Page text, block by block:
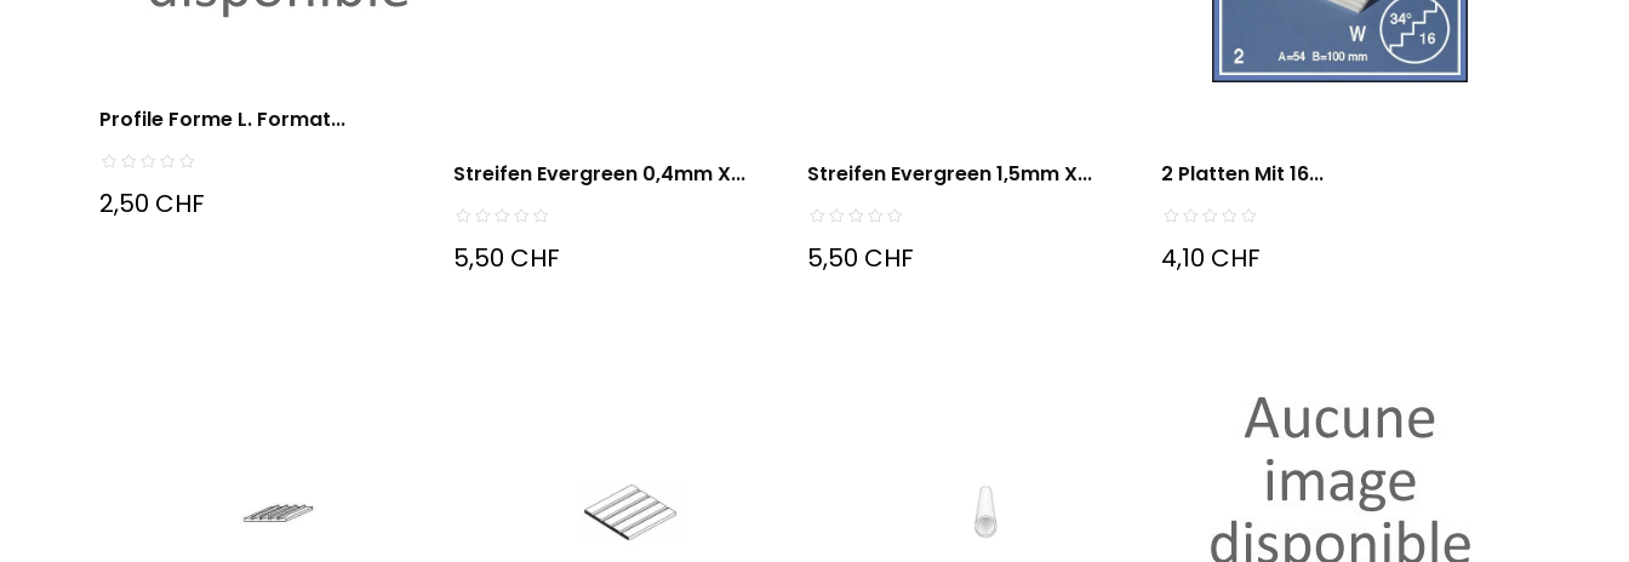
Profile Forme L. Format...
2,50 CHF
Streifen Evergreen 0,4mm X...
5,50 CHF
Streifen Evergreen 1,5mm X...
5,50 CHF
2 Platten Mit 16...
4,10 CHF